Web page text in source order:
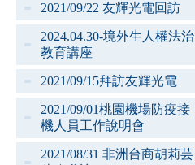
2021/09/22 友輝光電回訪
2024.04.30-境外生人權法治
教育講座
2021/09/15拜訪友輝光電
2021/09/01桃園機場防疫接
機人員工作說明會
2021/08/31 非洲台商胡莉芸